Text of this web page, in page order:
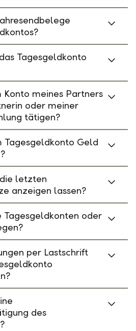
Tagesgeldkonto
Konto meines Partners
oder meiner
tätigen?
Tagesgeldkonto Geld
letzten
anzeigen lassen?
Tagesgeldkonten oder
per Lastschrift
des